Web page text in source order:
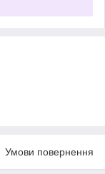
Умови повернення